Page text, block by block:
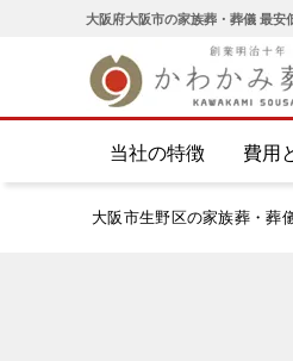
大阪府大阪市の家族葬・葬儀 最
当社の特徴 費用
大阪市生野区の家族葬・葬